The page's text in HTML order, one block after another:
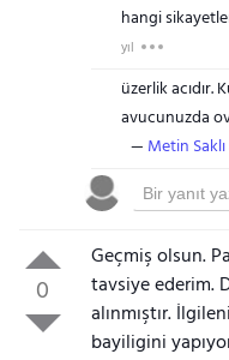
hangi
yıl
üzerlik acıdır.
avucunuzda
Metin Saklı
0
Geçmiş olsun.
tavsiye ederim.
alınmıştır.
bayiligini